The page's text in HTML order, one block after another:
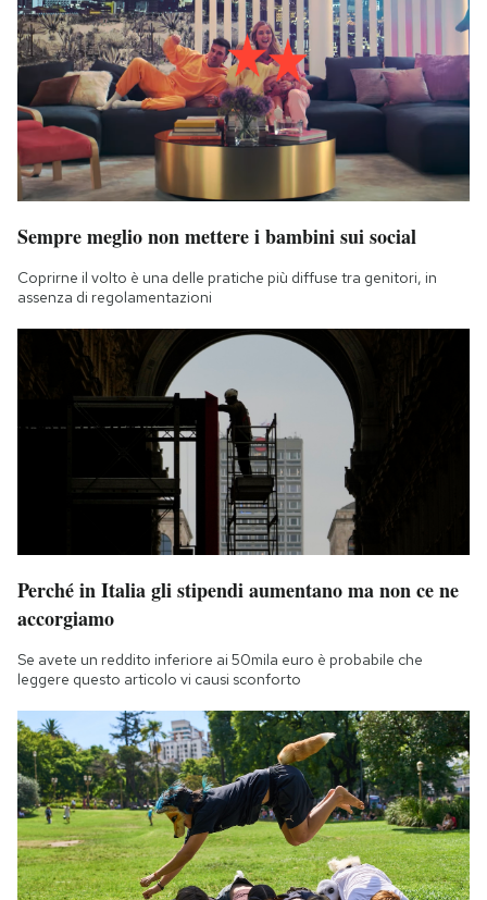
Sempre meglio non mettere i bambini sui social
Coprirne il volto è una delle pratiche più diffuse tra genitori, in
assenza di regolamentazioni
Perché in Italia gli stipendi aumentano ma non ce ne
accorgiamo
Se avete un reddito inferiore ai 50mila euro è probabile che
leggere questo articolo vi causi sconforto